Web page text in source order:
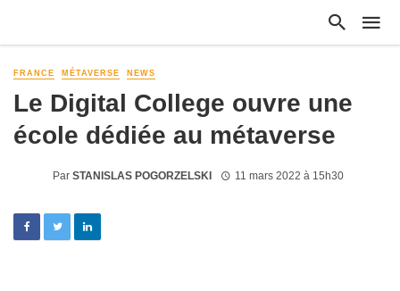
FRANCE MÉTAVERSE NEWS
Le Digital College ouvre une
école dédiée au métaverse
Par STANISLAS POGORZELSKI 11 mars 2022 à 15h30